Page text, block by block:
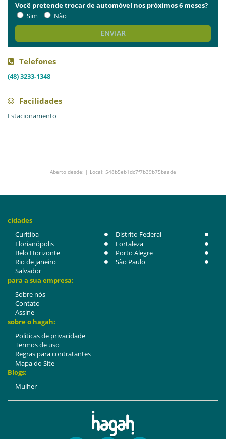
Você pretende trocar de automóvel nos próximos 6 meses?
Sim
Não
ENVIAR
Telefones
(48) 3233-1348
Facilidades
Estacionamento
Aberto desde: | Local: 548b5eb1dc7f7b39b75baade
cidades
Curitiba
Distrito Federal
Florianópolis
Fortaleza
Belo Horizonte
Porto Alegre
Rio de janeiro
São Paulo
Salvador
para a sua empresa:
Sobre nós
Contato
Assine
sobre o hagah:
Politicas de privacidade
Termos de uso
Regras para contratantes
Mapa do Site
Blogs:
Mulher